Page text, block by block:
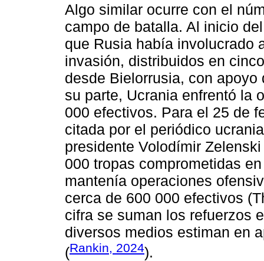
Algo similar ocurre con el
campo de batalla. Al inicio
que Rusia había involucrado
invasión, distribuidos en
desde Bielorrusia, con
su parte, Ucrania enfrentó la
000 efectivos. Para el 25 de
citada por el periódico
presidente Volodímir
000 tropas comprometidas
mantenía operaciones
cerca de 600 000 efectivos
cifra se suman los refuerzos
diversos medios estiman en
(Rankin, 2024).